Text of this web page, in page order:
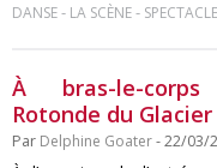
DANSE- LA SCÈNE-
À bras-le-
Rotonde du Glacier
Par Delphine Goater- 22/03/